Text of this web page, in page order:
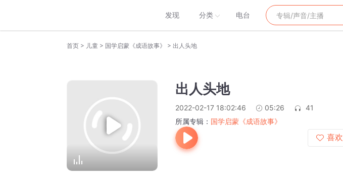
发现 分类 电台
首页 > 儿童 > 国学启蒙《成语故事》 > 出人头地
出人头地
2022-02-17 18:02:46 05:26
41
所属专辑： 国学启蒙《成语故事》
喜欢